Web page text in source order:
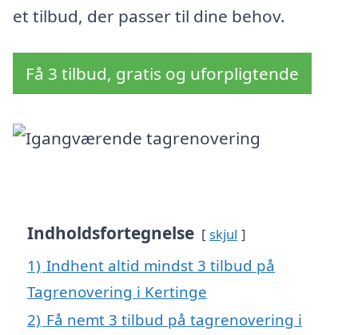
et tilbud, der passer til dine behov.
Få 3 tilbud, gratis og uforpligtende
Indholdsfortegnelse skjul
1) Indhent altid mindst 3 tilbud på
Tagrenovering i Kertinge
2) Få nemt 3 tilbud på tagrenovering i